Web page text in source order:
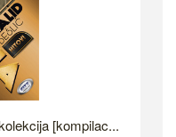
[kompilac...